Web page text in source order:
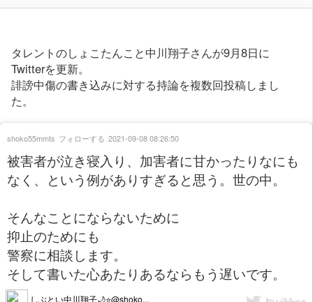
タレントのしょこたんこと中川翔子さんが9月8日に
Twitterを更新。
誹謗中傷の書き込みに対する持論を複数回投稿しまし
た。
被害者が泣き寝入り、加害者に甘かったりなにも
なく、という例がありすぎると思う。世の中。
そんなことにならないために
抑止のためにも
警察に相談します。
そして書いた心あたりあるならもう遅いです。
しぶとい中川翔子🌙⭐️@shoko...
shoko55mmts フォローする 2021-09-08 08:26:50